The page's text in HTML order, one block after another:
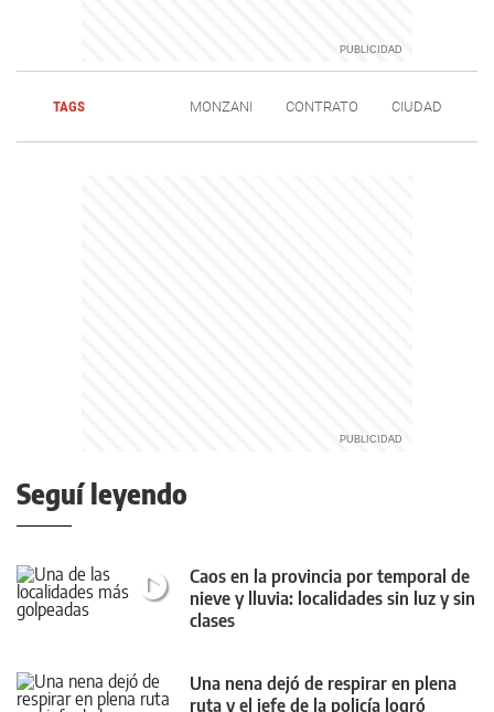
TAGS MONZANI CONTRATO CIUDAD
Seguí leyendo
Caos en la provincia por temporal de
nieve y lluvia: localidades sin luz y sin
clases
Una nena dejó de respirar en plena
ruta y el jefe de la policía logró